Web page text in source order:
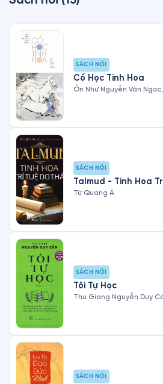
SÁCH NÓI
Cổ Học Tinh Hoa
Ôn Như Nguyễn Văn
SÁCH NÓI
Talmud - Tinh Hoa
Từ Quang Á
SÁCH NÓI
Tôi Tự Học
Thu Giang Nguyễn Duy
SÁCH NÓI